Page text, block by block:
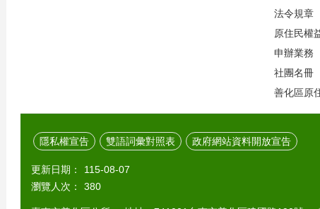
法令規章
原住民權
申辦業務
社團名冊
善化區原
隱私權宣告 雙語詞彙對照表 政府網站資料開放宣告
更新日期：
115-08-07
瀏覽人次：
380